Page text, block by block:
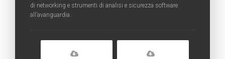
di networking e strumenti di analisi e sicurezza software
all’avanguardia.